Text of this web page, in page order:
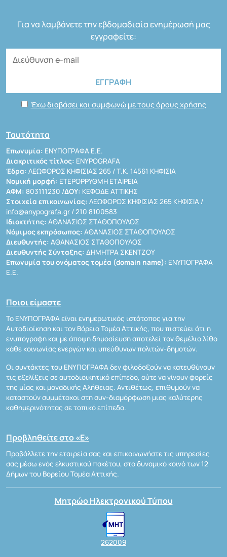
Για να λαμβάνετε την εβδομαδιαία ενημέρωσή μας
εγγραφείτε:
Έχω διαβάσει και συμφωνώ με τους όρους χρήσης
Ταυτότητα
Επωνυμία: ΕΝΥΠΟΓΡΑΦΑ Ε.Ε.
Διακριτικός τίτλος: ENYPOGRAFA
Έδρα: ΛΕΩΦΟΡΟΣ ΚΗΦΙΣΙΑΣ 265 / Τ.Κ. 14561 ΚΗΦΙΣΙΑ
Νομική μορφή: ΕΤΕΡΟΡΡΥΘΜΗ ΕΤΑΙΡΕΙΑ
ΑΦΜ: 803111230 /ΔΟΥ: ΚΕΦΟΔΕ ΑΤΤΙΚΗΣ
Στοιχεία επικοινωνίας: ΛΕΩΦΟΡΟΣ ΚΗΦΙΣΙΑΣ 265 ΚΗΦΙΣΙΑ /
info@enypografa.gr / 210 8100583
Ιδιοκτήτης: ΑΘΑΝΑΣΙΟΣ ΣΤΑΘΟΠΟΥΛΟΣ
Νόμιμος εκπρόσωπος: ΑΘΑΝΑΣΙΟΣ ΣΤΑΘΟΠΟΥΛΟΣ
Διευθυντής: ΑΘΑΝΑΣΙΟΣ ΣΤΑΘΟΠΟΥΛΟΣ
Διευθυντής Σύνταξης: ΔΗΜΗΤΡΑ ΣΚΕΝΤΖΟΥ
Επωνυμία του ονόματος τομέα (domain name): ΕΝΥΠΟΓΡΑΦΑ
Ε.Ε.
Ποιοι είμαστε
Το ΕΝΥΠΟΓΡΑΦΑ είναι ενημερωτικός ιστότοπος για την
Αυτοδιοίκηση και τον Βόρειο Τομέα Αττικής, που πιστεύει ότι η
ενυπόγραφη και με άποψη δημοσίευση αποτελεί τον θεμέλιο λίθο
κάθε κοινωνίας ενεργών και υπεύθυνων πολιτών-δημοτών.
Οι συντάκτες του ΕΝΥΠΟΓΡΑΦΑ δεν φιλοδοξούν να κατευθύνουν
τις εξελίξεις σε αυτοδιοικητικό επίπεδο, ούτε να γίνουν φορείς
της μίας και μοναδικής Αλήθειας. Αντιθέτως, επιθυμούν να
καταστούν συμμέτοχοι στη συν-διαμόρφωση μιας καλύτερης
καθημερινότητας σε τοπικό επίπεδο.
Προβληθείτε στο «Ε»
Προβάλλετε την εταιρεία σας και επικοινωνήστε τις υπηρεσίες
σας μέσω ενός ελκυστικού πακέτου, στο δυναμικό κοινό των 12
Δήμων του Βορείου Τομέα Αττικής.
Μητρώο Ηλεκτρονικού Τύπου
262009